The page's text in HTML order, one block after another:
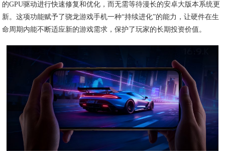
的GPU驱动进行快速修复和优化，而无需等待漫长的安卓大版本系统更
新。这项功能赋予了骁龙游戏手机一种“持续进化”的能力，让硬件在生
命周期内能不断适应新的游戏需求，保护了玩家的长期投资价值。